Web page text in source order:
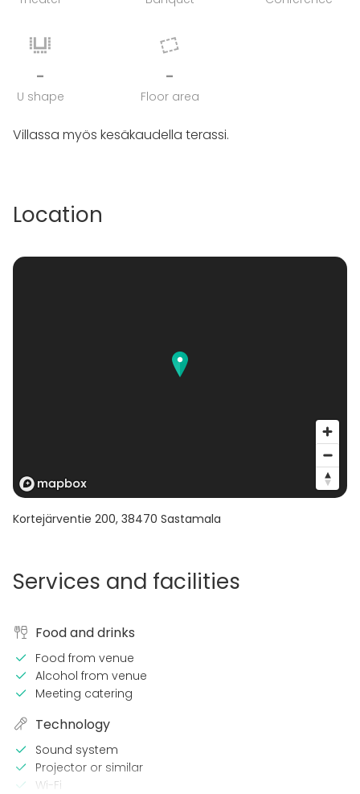
-
U shape
-
Floor area
Villassa myös kesäkaudella terassi.
Location
Kortejärventie 200, 38470 Sastamala
Services and facilities
Food and drinks
Food from venue
Alcohol from venue
Meeting catering
Technology
Sound system
Projector or similar
Wi-Fi